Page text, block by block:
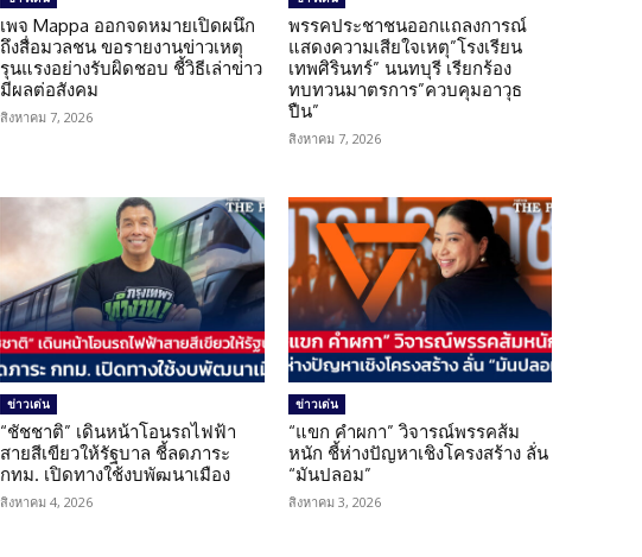
เพจ Mappa ออกจดหมายเปิดผนึก
ถึงสื่อมวลชน ขอรายงานข่าวเหตุ
รุนแรงอย่างรับผิดชอบ ชี้วิธีเล่าข่าว
มีผลต่อสังคม
สิงหาคม 7, 2026
พรรคประชาชนออกแถลงการณ์
แสดงความเสียใจเหตุ”โรงเรียน
เทพศิรินทร์” นนทบุรี เรียกร้อง
ทบทวนมาตรการ”ควบคุมอาวุธ
ปืน”
สิงหาคม 7, 2026
ข่าวเด่น
“ชัชชาติ” เดินหน้าโอนรถไฟฟ้า
สายสีเขียวให้รัฐบาล ชี้ลดภาระ
กทม. เปิดทางใช้งบพัฒนาเมือง
สิงหาคม 4, 2026
ข่าวเด่น
“แขก คำผกา” วิจารณ์พรรคส้ม
หนัก ชี้ห่างปัญหาเชิงโครงสร้าง ลั่น
“มันปลอม”
สิงหาคม 3, 2026